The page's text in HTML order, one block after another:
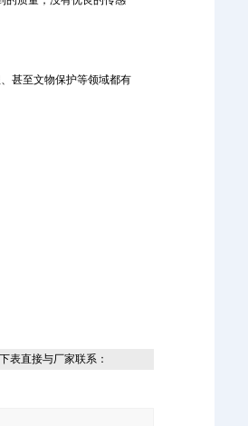
甚至文物保护等领域都有
表直接与厂家联系：